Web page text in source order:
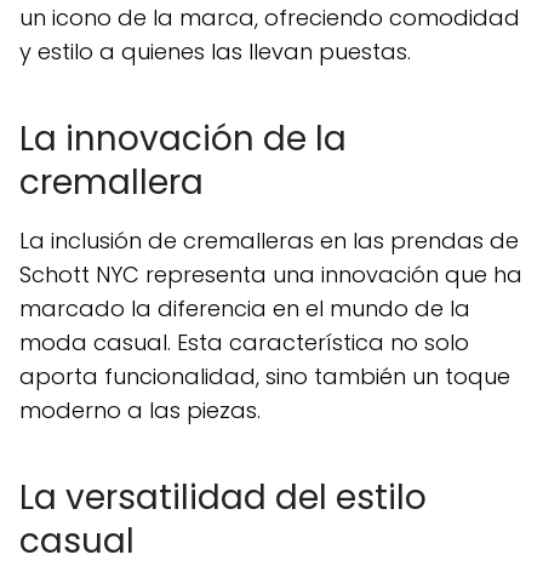
un icono de la marca, ofreciendo comodidad
y estilo a quienes las llevan puestas.
La innovación de la
cremallera
La inclusión de cremalleras en las prendas de
Schott NYC representa una innovación que ha
marcado la diferencia en el mundo de la
moda casual. Esta característica no solo
aporta funcionalidad, sino también un toque
moderno a las piezas.
La versatilidad del estilo
casual